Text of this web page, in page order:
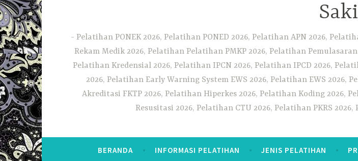
Pelatihan PONEK 2026, Pelatihan PONED 2026, Pelatihan APN 2026,
Rekam Medik 2026, Pelatihan Pelatihan PMKP 2026, Pelatihan
Pelatihan Kredensial 2026, Pelatihan IPCN 2026, Pelatihan IPCD 2026,
2026, Pelatihan Early Warning System EWS 2026, Pelatihan EWS
Akreditasi FKTP 2026, Pelatihan Hiperkes 2026, Pelatihan Koding 2026,
Resusitasi 2026, Pelatihan CTU 2026, Pelatihan PKRS
BERANDA INFORMASI PELATIHAN JENIS PELATIHAN